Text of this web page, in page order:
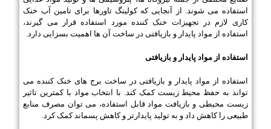
استفاده می شوند. از آنجایی که کولینگ تاورها برای تامین آب خنک
کاری لازم در تجهیزات خنک کننده مورد استفاده قرار می گیرند،
استفاده از مواد پایدار و بازیافتی در ساخت آن ها اهمیت بسزایی دارد.
استفاده از مواد پایدار و بازیافتی
استفاده از مواد پایدار و بازیافتی در ساخت برج های خنک کننده می
تواند به حفظ محیط زیست کمک کند. با انتخاب مواد با کمترین تاثیر
زیست محیطی و بازیافت مواد قابل استفاده، می توان مصرف منابع
طبیعی را کاهش داد و به تولید پایدارتر و کاهش پسماند کمک کرد.